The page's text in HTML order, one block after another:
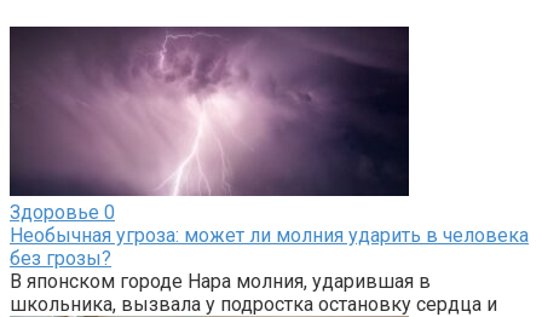
Здоровье 0
Необычная угроза: может ли молния ударить в человека
без грозы?
В японском городе Нара молния, ударившая в
школьника, вызвала у подростка остановку сердца и